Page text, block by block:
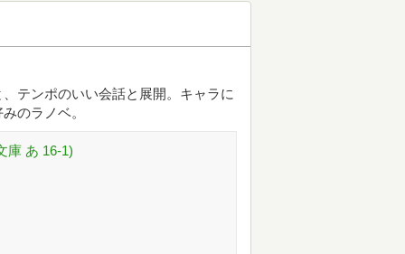
テンポのいい会話と展開。キャラに
のラノベ。
庫 あ 16-1)